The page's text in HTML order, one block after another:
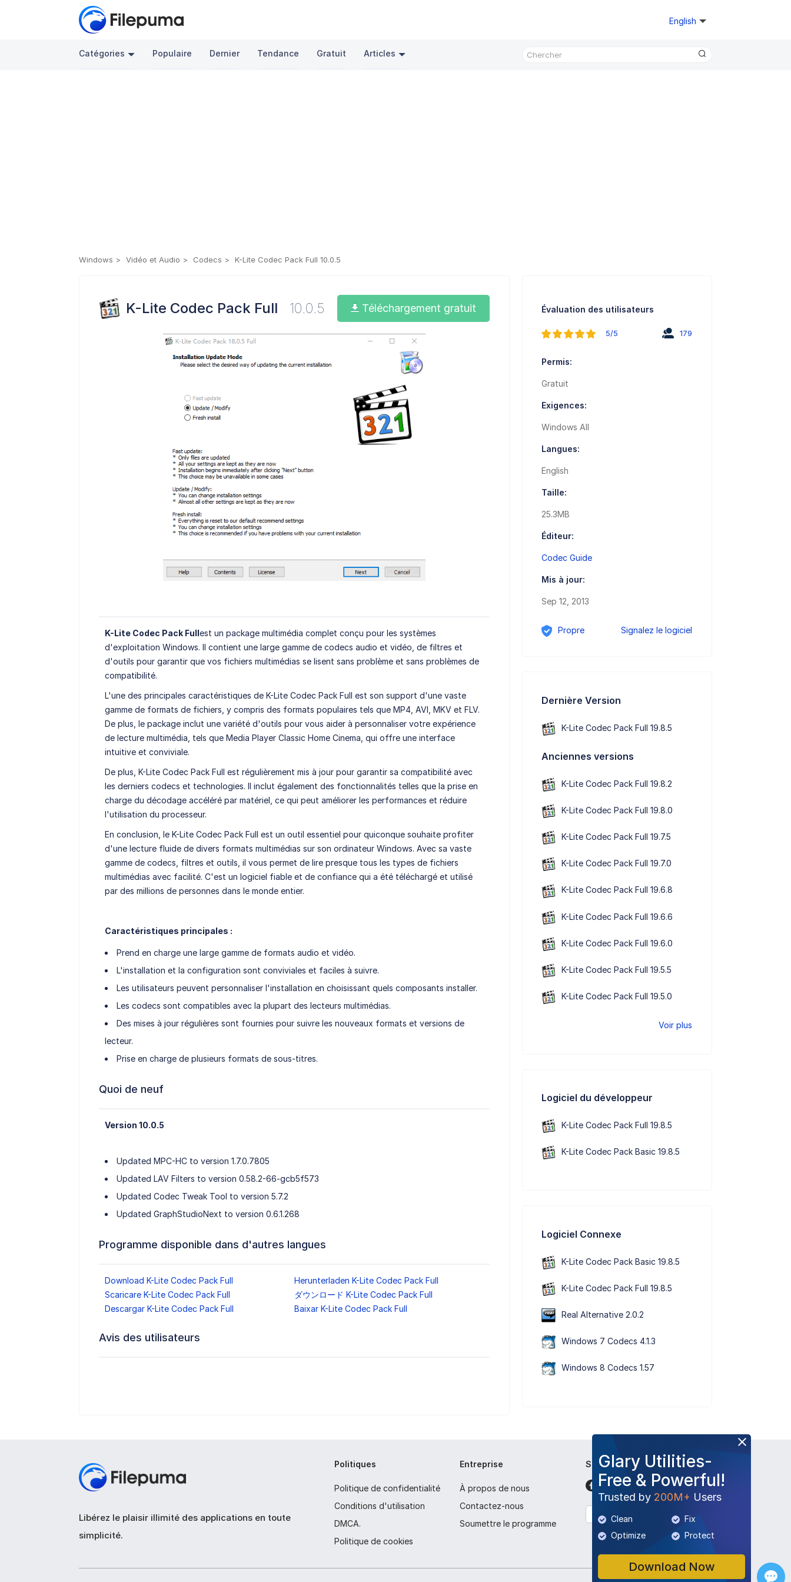
English
Catégories Populaire Dernier Tendance Gratuit Articles
Windows Vidéo et Audio Codecs K-Lite Codec Pack Full 10.0.5
K-Lite Codec Pack Full 10.0.5 Téléchargement gratuit
K-Lite Codec Pack Fullest un package multimédia complet conçu pour les systèmes
d'exploitation Windows. Il contient une large gamme de codecs audio et vidéo, de filtres et
d'outils pour garantir que vos fichiers multimédias se lisent sans problème et sans problèmes de
compatibilité.
L'une des principales caractéristiques de K-Lite Codec Pack Full est son support d'une vaste
gamme de formats de fichiers, y compris des formats populaires tels que MP4, AVI, MKV et FLV.
De plus, le package inclut une variété d'outils pour vous aider à personnaliser votre expérience
de lecture multimédia, tels que Media Player Classic Home Cinema, qui offre une interface
intuitive et conviviale.
De plus, K-Lite Codec Pack Full est régulièrement mis à jour pour garantir sa compatibilité avec
les derniers codecs et technologies. Il inclut également des fonctionnalités telles que la prise en
charge du décodage accéléré par matériel, ce qui peut améliorer les performances et réduire
l'utilisation du processeur.
En conclusion, le K-Lite Codec Pack Full est un outil essentiel pour quiconque souhaite profiter
d'une lecture fluide de divers formats multimédias sur son ordinateur Windows. Avec sa vaste
gamme de codecs, filtres et outils, il vous permet de lire presque tous les types de fichiers
multimédias avec facilité. C'est un logiciel fiable et de confiance qui a été téléchargé et utilisé
par des millions de personnes dans le monde entier.
Caractéristiques principales :
Prend en charge une large gamme de formats audio et vidéo.
L'installation et la configuration sont conviviales et faciles à suivre.
Les utilisateurs peuvent personnaliser l'installation en choisissant quels composants installer.
Les codecs sont compatibles avec la plupart des lecteurs multimédias.
Des mises à jour régulières sont fournies pour suivre les nouveaux formats et versions de
lecteur.
Prise en charge de plusieurs formats de sous-titres.
Quoi de neuf
Version 10.0.5
Updated MPC-HC to version 1.7.0.7805
Updated LAV Filters to version 0.58.2-66-gcb5f573
Updated Codec Tweak Tool to version 5.7.2
Updated GraphStudioNext to version 0.6.1.268
Programme disponible dans d'autres langues
Download K-Lite Codec Pack Full
Herunterladen K-Lite Codec Pack Full
Scaricare K-Lite Codec Pack Full
ダウンロード K-Lite Codec Pack Full
Descargar K-Lite Codec Pack Full
Baixar K-Lite Codec Pack Full
Avis des utilisateurs
Évaluation des utilisateurs
5/5 179
Permis:
Gratuit
Exigences:
Windows All
Langues:
English
Taille:
25.3MB
Éditeur:
Codec Guide
Mis à jour:
Sep 12, 2013
Propre Signalez le logiciel
Dernière Version
K-Lite Codec Pack Full 19.8.5
Anciennes versions
K-Lite Codec Pack Full 19.8.2
K-Lite Codec Pack Full 19.8.0
K-Lite Codec Pack Full 19.7.5
K-Lite Codec Pack Full 19.7.0
K-Lite Codec Pack Full 19.6.8
K-Lite Codec Pack Full 19.6.6
K-Lite Codec Pack Full 19.6.0
K-Lite Codec Pack Full 19.5.5
K-Lite Codec Pack Full 19.5.0
Voir plus
Logiciel du développeur
K-Lite Codec Pack Full 19.8.5
K-Lite Codec Pack Basic 19.8.5
Logiciel Connexe
K-Lite Codec Pack Basic 19.8.5
K-Lite Codec Pack Full 19.8.5
Real Alternative 2.0.2
Windows 7 Codecs 4.1.3
Windows 8 Codecs 1.57
Glary Utilities-
Free & Powerful!
Trusted by 200M+ Users
Clean
Fix
Optimize
Protect
Download Now
Libérez le plaisir illimité des applications en toute
simplicité.
Politiques
Politique de confidentialité
Conditions d'utilisation
DMCA.
Politique de cookies
Entreprise
À propos de nous
Contactez-nous
Soumettre le programme
Suivez-nous
Français